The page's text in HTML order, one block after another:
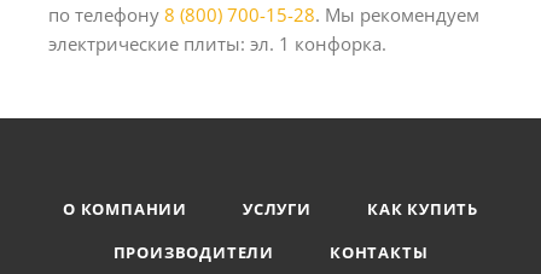
по телефону 8 (800) 700-15-28. Мы рекомендуем
электрические плиты: эл. 1 конфорка.
О КОМПАНИИ УСЛУГИ
КАК КУПИТЬ
ПРОИЗВОДИТЕЛИ
КОНТАКТЫ